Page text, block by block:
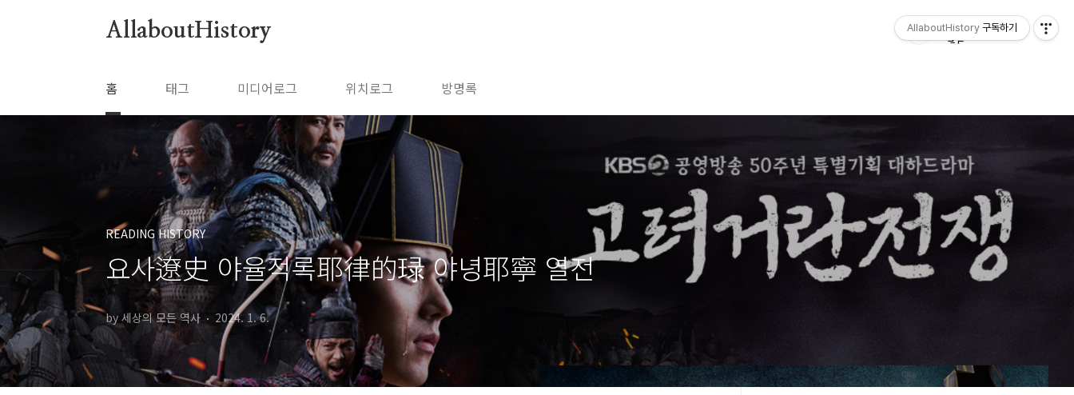
AllaboutHistory
홈 태그 미디어로그 위치로그 방명록
READING HISTORY
요사遼史 야율적록耶律的琭 야녕耶寧 열전
by 세상의 모든 역사 2024. 1. 6.
AllaboutHistory 구독하기